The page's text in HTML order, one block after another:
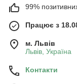
99%
Працює з
м. Львів
Львів, Україна
Контакти